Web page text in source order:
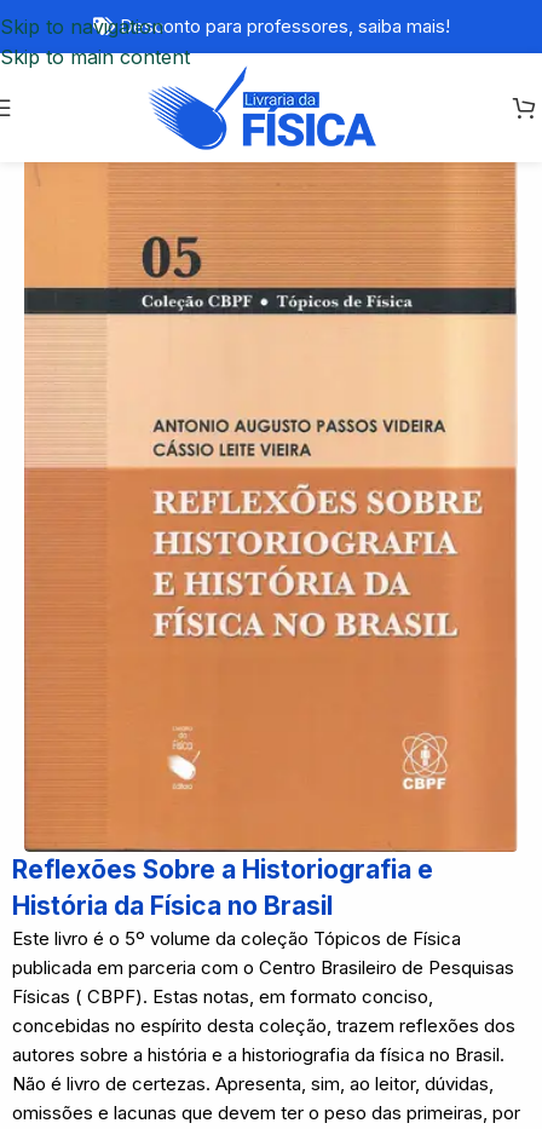
Skip to navigation
Skip to main content
Desconto para professores, saiba mais!
Reflexões Sobre a Historiografia e
História da Física no Brasil
Este livro é o 5º volume da coleção Tópicos de Física
publicada em parceria com o Centro Brasileiro de Pesquisas
Físicas ( CBPF). Estas notas, em formato conciso,
concebidas no espírito desta coleção, trazem reflexões dos
autores sobre a história e a historiografia da física no Brasil.
Não é livro de certezas. Apresenta, sim, ao leitor, dúvidas,
omissões e lacunas que devem ter o peso das primeiras, por